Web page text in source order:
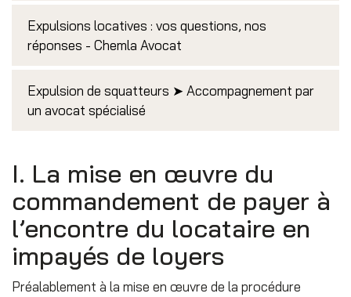
I. La mise en œuvre du
commandement de payer à
l’encontre du locataire en
impayés de loyers
Préalablement à la mise en œuvre de la procédure
Expulsions locatives : vos questions, nos
réponses - Chemla Avocat
Expulsion de squatteurs ➤ Accompagnement par
un avocat spécialisé